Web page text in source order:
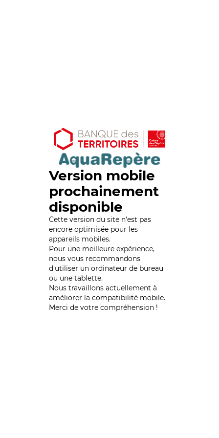
Version mobile
prochainement
disponible
Cette version du site n’est pas
encore optimisée pour les
appareils mobiles.
Pour une meilleure expérience,
nous vous recommandons
d'utiliser un ordinateur de bureau
ou une tablette.
Nous travaillons actuellement à
améliorer la compatibilité mobile.
Merci de votre compréhension !